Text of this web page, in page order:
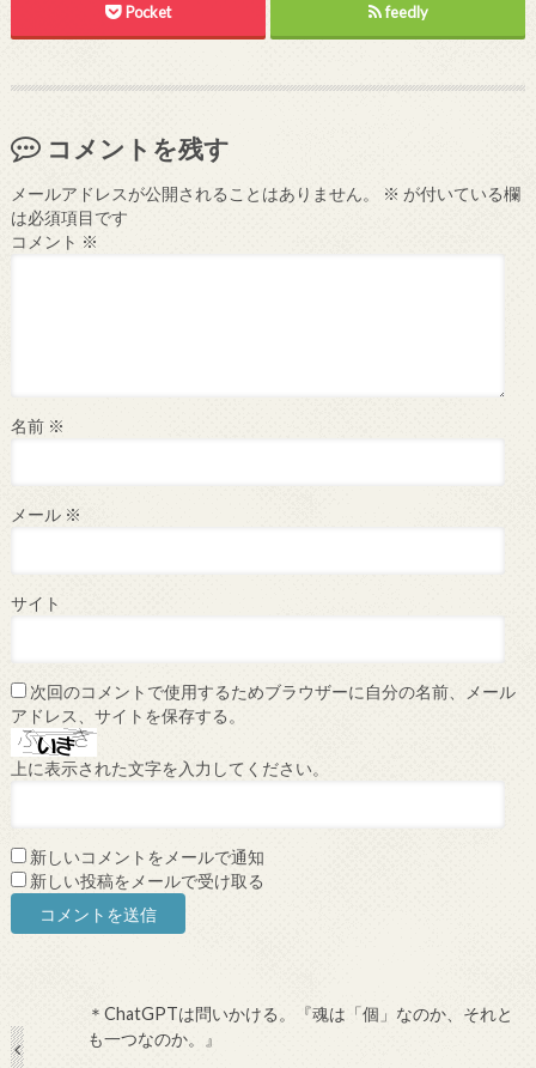
Pocket feedly
コメントを残す
メールアドレスが公開されることはありません。 ※ が付いている欄
は必須項目です
コメント ※
名前 ※
メール ※
サイト
次回のコメントで使用するためブラウザーに自分の名前、メール
アドレス、サイトを保存する。
上に表示された文字を入力してください。
新しいコメントをメールで通知
新しい投稿をメールで受け取る
＊ChatGPTは問いかける。『魂は「個」なのか、それと
も一つなのか。』